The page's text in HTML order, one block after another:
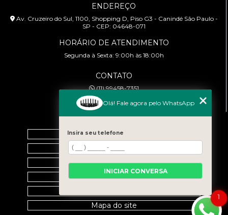
ENDEREÇO
Av. Cruzeiro do Sul, 1100, Shopping D, Piso G3 - Canindé São Paulo -
SP - CEP: 04648-071
HORÁRIO DE ATENDIMENTO
Segunda à Sexta: 9:00h às 18:00h
CONTATO
(11) 99458-7351
cursoabtrans@gmail.com
Home
Empresa
Galeria
Contato
Mapa do site
1
Olá! Fale agora pelo WhatsApp
Insira seu telefone
INICIAR CONVERSA